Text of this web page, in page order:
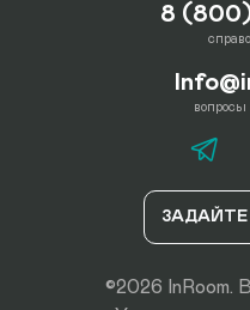
8
вопросы
©2026 InRoom.